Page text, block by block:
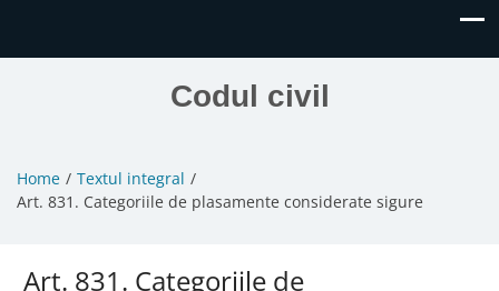
Codul civil
Home
Textul integral
Art. 831. Categoriile de plasamente considerate sigure
Art. 831. Categoriile de